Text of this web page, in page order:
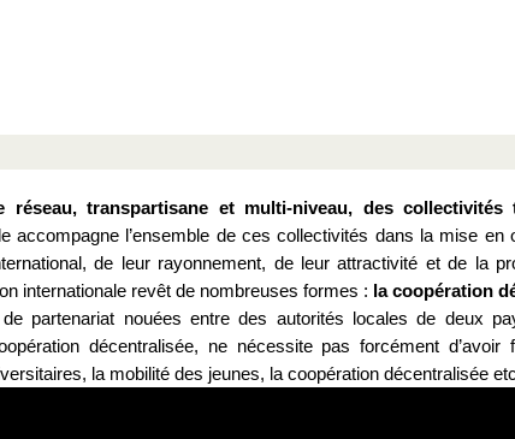
transpartisane et multi-niveau, des collectivités
accompagne l’ensemble de ces collectivités dans la mise en
de leur rayonnement, de leur attractivité et de la
internationale revêt de nombreuses formes : la coopération
partenariat nouées entre des autorités locales de deux
décentralisée, ne nécessite pas forcément d’avoir
la mobilité des jeunes, la coopération décentralisée